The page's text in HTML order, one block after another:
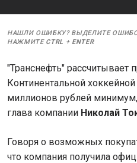
НАШЛИ ОШИБКУ? ВЫДЕЛИТЕ
НАЖМИТЕ CTRL + ENTER
"Транснефть"
Континентальной
миллионов рублей
глава компании Николай
Говоря о возможных
что компания получила